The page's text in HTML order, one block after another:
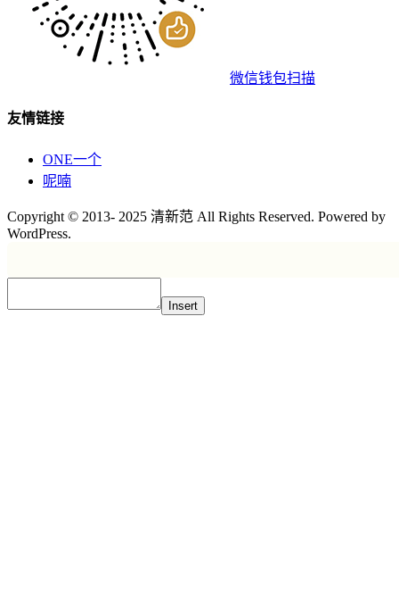
微信钱包扫描
友情链接
ONE一个
呢喃
Copyright © 2013- 2025 清新范 All Rights Reserved. Powered by
WordPress.
Insert